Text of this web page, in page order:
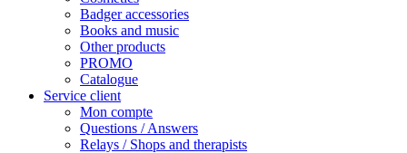
Badger accessories
Books and music
Other products
PROMO
Catalogue
Service client
Mon compte
Questions / Answers
Relays / Shops and therapists